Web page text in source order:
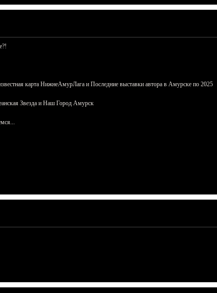
карта НижнеАмурЛага и Последние выставки автора в Амурске по 2025
Звезда и Наш Город Амурск